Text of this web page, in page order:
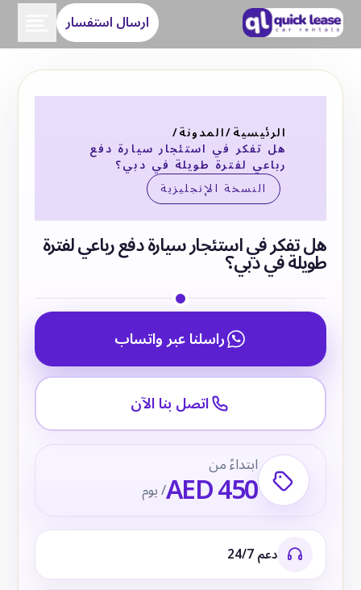
ارسال استفسار
الرئيسية/المدونة/
هل تفكر في استئجار سيارة دفع
رباعي لفترة طويلة في دبي؟
النسخة الإنجليزية
هل تفكر في استئجار سيارة دفع رباعي لفترة
طويلة في دبي؟
راسلنا عبر واتساب
اتصل بنا الآن
ابتداءً من
AED 450/ يوم
دعم 24/7